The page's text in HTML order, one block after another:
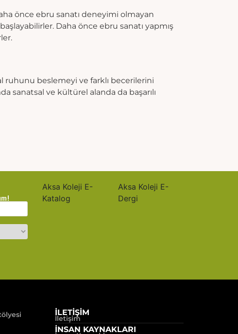
önce ebru sanatı deneyimi olmayan
Daha önce ebru sanatı yapmış
ruhunu beslemeyi ve farklı becerilerini
sanatsal ve kültürel alanda da başarılı
Aksa Koleji E-
Katalog
Aksa Koleji E-
Dergi
İLETİŞİM
İletişim
İNSAN KAYNAKLARI